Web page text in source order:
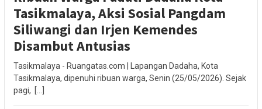
Tasikmalaya, Aksi Sosial Pangdam
Siliwangi dan Irjen Kemendes
Disambut Antusias
Tasikmalaya - Ruangatas.com | Lapangan Dadaha, Kota
Tasikmalaya, dipenuhi ribuan warga, Senin (25/05/2026). Sejak
pagi, […]